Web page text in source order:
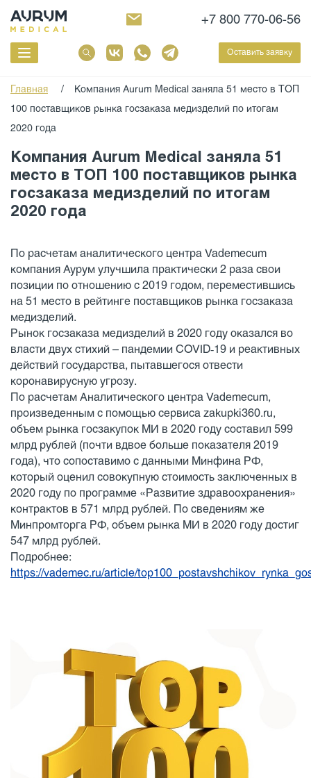
+7 800 770-06-56
Оставить заявку
Главная / Компания Aurum Medical заняла 51 место в ТОП
100 поставщиков рынка госзаказа медизделий по итогам
2020 года
Компания Aurum Medical заняла 51
место в ТОП 100 поставщиков рынка
госзаказа медизделий по итогам
2020 года
По расчетам аналитического центра Vademecum
компания Аурум улучшила практически 2 раза свои
позиции по отношению с 2019 годом, переместившись
на 51 место в рейтинге поставщиков рынка госзаказа
медизделий.
Рынок госзаказа медизделий в 2020 году оказался во
власти двух стихий – пандемии COVID‑19 и реактивных
действий государства, пытавшегося отвести
коронавирусную угрозу.
По расчетам Аналитического центра Vademecum,
произведенным c помощью сервиса zakupki360.ru,
объем рынка госзакупок МИ в 2020 году составил 599
млрд рублей (почти вдвое больше показателя 2019
года), что сопоставимо с данными Минфина РФ,
который оценил совокупную стоимость заключенных в
2020 году по программе «Развитие здравоохранения»
контрактов в 571 млрд рублей. По сведениям же
Минпромторга РФ, объем рынка МИ в 2020 году достиг
547 млрд рублей.
Подробнее:
https://vademec.ru/article/